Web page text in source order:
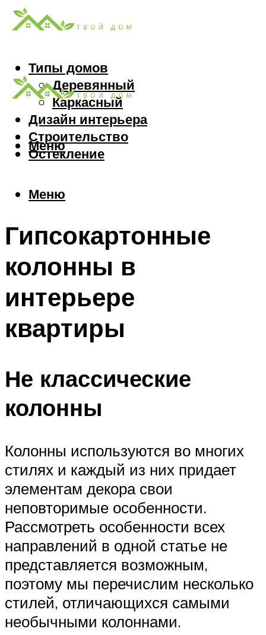
Типы домов
Деревянный
Каркасный
Дизайн интерьера
Строительство
Остекление
Меню
Меню
Гипсокартонные
колонны в
интерьере
квартиры
Не классические
колонны
Колонны используются во многих
стилях и каждый из них придает
элементам декора свои
неповторимые особенности.
Рассмотреть особенности всех
направлений в одной статье не
представляется возможным,
поэтому мы перечислим несколько
стилей, отличающихся самыми
необычными колоннами.